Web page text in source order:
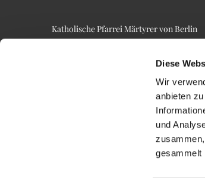
Diese
Wir
anbieten
und
gesammelt
Katholische Pfarrei Märtyrer von Berlin
Alt-Lietzow 23